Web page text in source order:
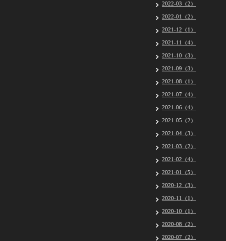
2022-03（2）
2022-01（2）
2021-12（1）
2021-11（4）
2021-10（3）
2021-09（3）
2021-08（1）
2021-07（4）
2021-06（4）
2021-05（2）
2021-04（3）
2021-03（2）
2021-02（4）
2021-01（5）
2020-12（3）
2020-11（1）
2020-10（1）
2020-08（2）
2020-07（2）